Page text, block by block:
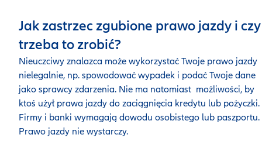
Jak zastrzec zgubione prawo jazdy i czy
trzeba to zrobić?
Nieuczciwy znalazca może wykorzystać Twoje prawo jazdy
nielegalnie, np. spowodować wypadek i podać Twoje dane
jako sprawcy zdarzenia. Nie ma natomiast możliwości, by
ktoś użył prawa jazdy do zaciągnięcia kredytu lub pożyczki.
Firmy i banki wymagają dowodu osobistego lub paszportu.
Prawo jazdy nie wystarczy.